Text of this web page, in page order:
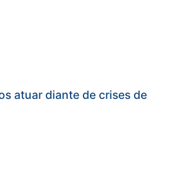
atuar diante de crises de